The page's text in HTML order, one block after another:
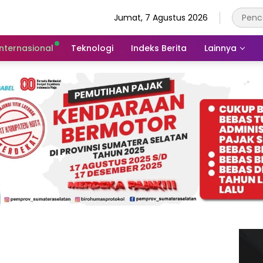
Jumat, 7 Agustus 2026
Teknologi Indeks Berita Lainnya